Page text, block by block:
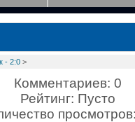
- 2:0 >
Комментариев: 0
Рейтинг: Пусто